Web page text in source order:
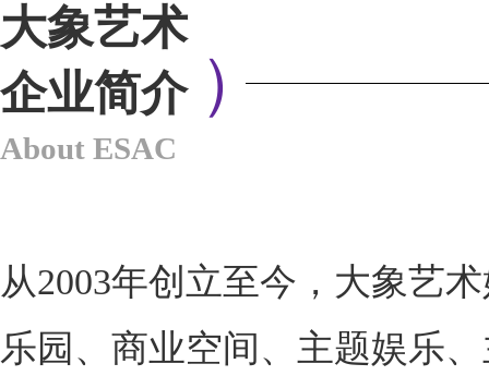
大象艺术
企业简介
About ESAC
）
从2003年创立至今，大象艺
乐园、商业空间、主题娱乐